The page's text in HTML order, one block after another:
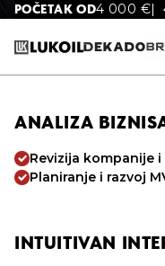
POČETAK OD4 000 €
ANALIZA
Revizija kompanije
Planiranje i razvoj
INTUITIVAN